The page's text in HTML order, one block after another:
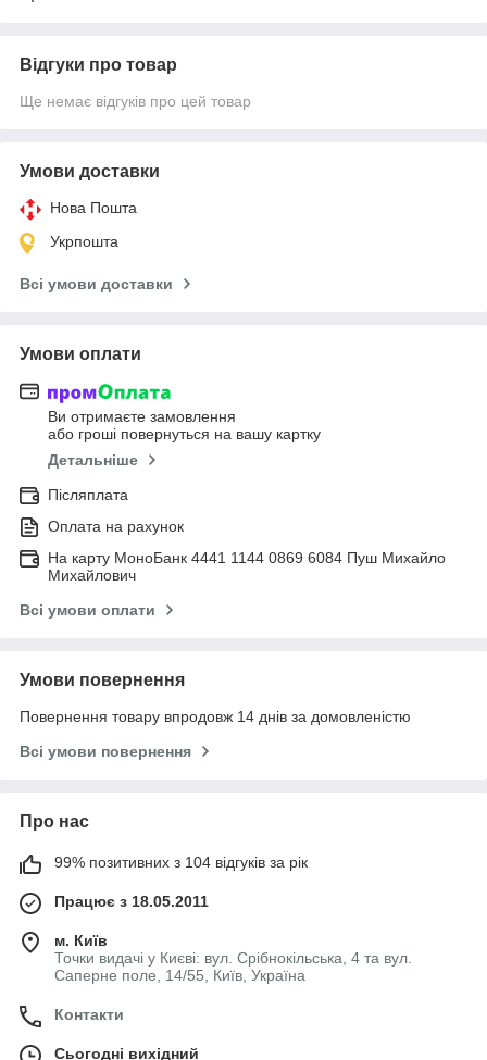
Відгуки про товар
Ще немає відгуків про цей товар
Умови доставки
Нова Пошта
Укрпошта
Всі умови доставки
Умови оплати
Ви отримаєте замовлення
або гроші повернуться на вашу картку
Детальніше
Післяплата
Оплата на рахунок
На карту МоноБанк 4441 1144 0869 6084 Пуш Михайло
Михайлович
Всі умови оплати
Умови повернення
Повернення товару впродовж 14 днів за домовленістю
Всі умови повернення
Про нас
99% позитивних з 104 відгуків за рік
Працює з 18.05.2011
м. Київ
Точки видачі у Києві: вул. Срібнокільська, 4 та вул.
Саперне поле, 14/55, Київ, Україна
Контакти
Сьогодні вихідний